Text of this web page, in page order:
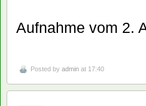
Aufnahme vom 2.
Posted by admin at 17:40